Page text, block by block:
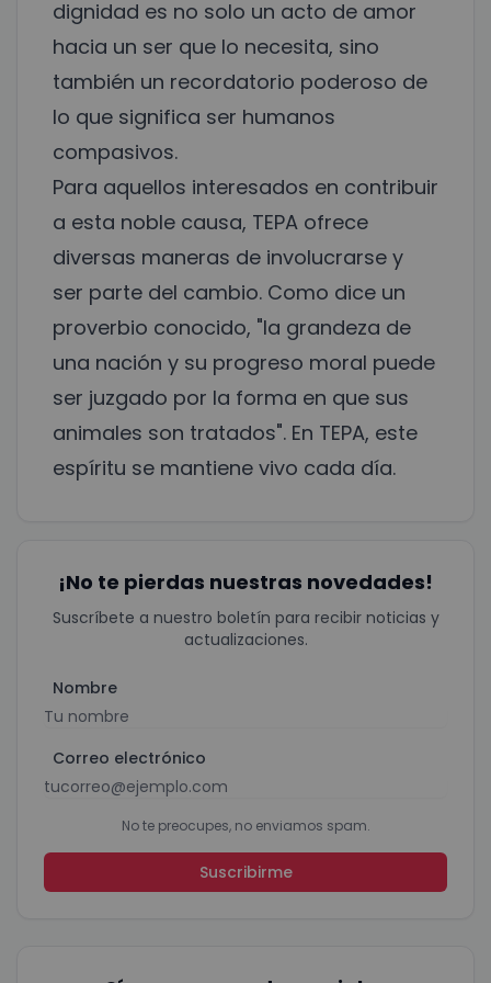
dignidad es no solo un acto de amor
hacia un ser que lo necesita, sino
también un recordatorio poderoso de
lo que significa ser humanos
compasivos.
Para aquellos interesados en contribuir
a esta noble causa, TEPA ofrece
diversas maneras de involucrarse y
ser parte del cambio. Como dice un
proverbio conocido, "la grandeza de
una nación y su progreso moral puede
ser juzgado por la forma en que sus
animales son tratados". En TEPA, este
espíritu se mantiene vivo cada día.
¡No te pierdas nuestras novedades!
Suscríbete a nuestro boletín para recibir noticias y
actualizaciones.
Nombre
Correo electrónico
No te preocupes, no enviamos spam.
Suscribirme